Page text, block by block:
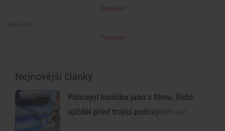
Premium
Premium
Nejnovější články
Policejní honička jako z filmu. Řidič
ujížděl před trojicí policejních aut